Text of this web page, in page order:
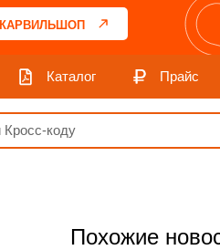
КАРВИЛЬШОП
Каталог Прайс
Похожие